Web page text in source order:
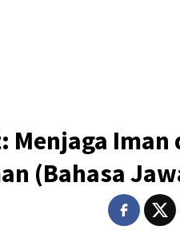
Iman
(Bahasa